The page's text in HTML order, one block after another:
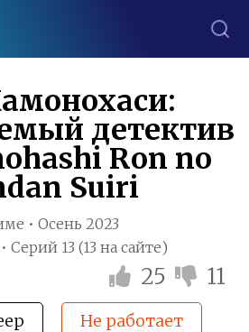
детектив
Ron no
Suiri
• Осень 2023
Серий 13 (13 на сайте)
25 11
Не работает